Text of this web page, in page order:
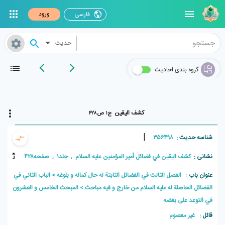
فارسی ورود
حدیث
گروه بندی احادیث
کشف اليقين ج۱ ص۴۲۸
شناسه حدیث : ۳۵۶۴۹۸ |
نشانی :کشف اليقين في فضائل أمير المؤمنين علیه السلام , جلد۱ , صفحه۴۲۸
عنوان باب : الفصل الثالث في الفضائل الثابتة له حال كماله و بلوغه
الباب الثاني في
الفضائل الحاصلة له عليه السلام من خارج و فيه مباحث
المبحث الخامس و العشرون
في التوعد على بغضه
قائل : غير معصوم